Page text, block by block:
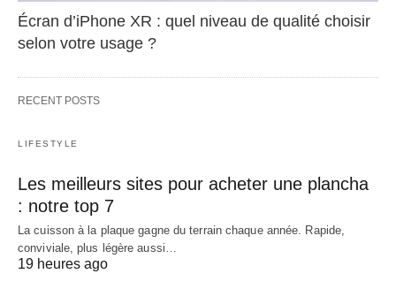
Écran d’iPhone XR : quel niveau de qualité choisir
selon votre usage ?
RECENT POSTS
LIFESTYLE
Les meilleurs sites pour acheter une plancha
: notre top 7
La cuisson à la plaque gagne du terrain chaque année. Rapide,
conviviale, plus légère aussi…
19 heures ago